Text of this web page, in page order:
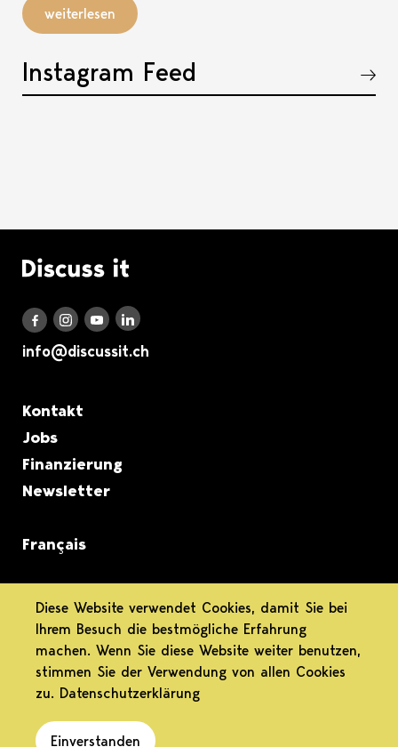
weiterlesen
Instagram Feed
Akkordeon öffnen, bzw. schliessen
Logo Discuss it
Discuss it auf Facebook
Discuss it auf Instagram
Discuss it auf Youtube
Discuss it auf LinkedIn
info@discussit.ch
Metanavigation
Kontakt
Jobs
Finanzierung
Newsletter
Français
informiert.
differenziert.
engagiert.
Diese Website verwendet Cookies, damit Sie bei
Ihrem Besuch die bestmögliche Erfahrung
machen. Wenn Sie diese Website weiter benutzen,
stimmen Sie der Verwendung von allen Cookies
zu. Datenschutzerklärung
Einverstanden